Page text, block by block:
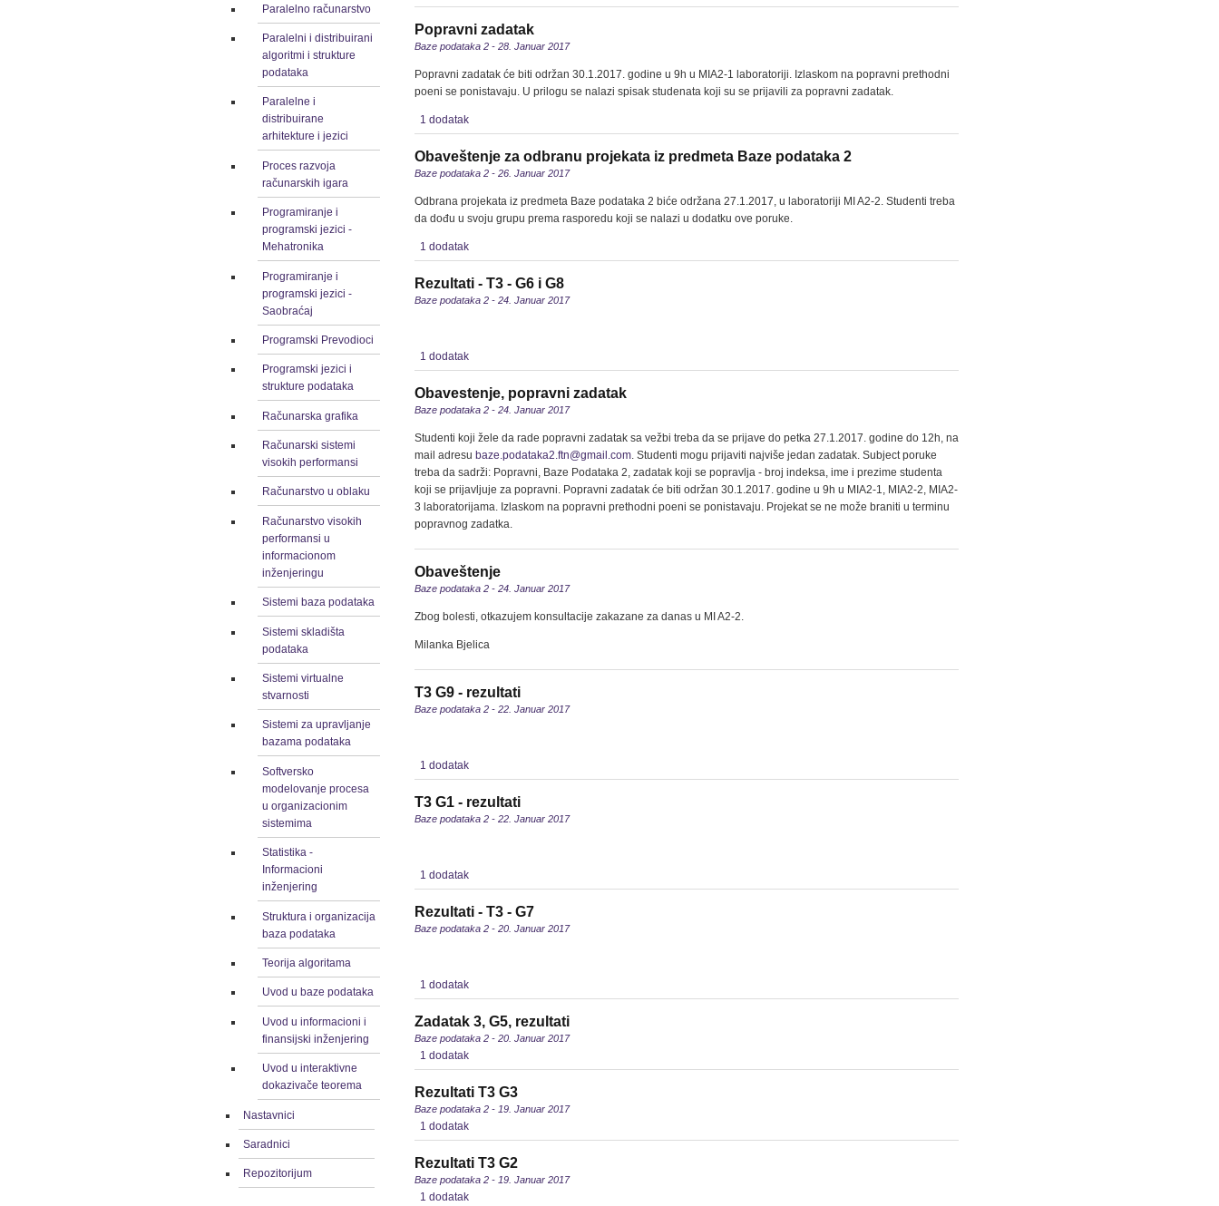
Paralelno računarstvo
Paralelni i distribuirani
algoritmi i strukture
podataka
Paralelne i
distribuirane
arhitekture i jezici
Proces razvoja
računarskih igara
Programiranje i
programski jezici -
Mehatronika
Programiranje i
programski jezici -
Saobraćaj
Programski Prevodioci
Programski jezici i
strukture podataka
Računarska grafika
Računarski sistemi
visokih performansi
Računarstvo u oblaku
Računarstvo visokih
performansi u
informacionom
inženjeringu
Sistemi baza podataka
Sistemi skladišta
podataka
Sistemi virtualne
stvarnosti
Sistemi za upravljanje
bazama podataka
Softversko
modelovanje procesa
u organizacionim
sistemima
Statistika -
Informacioni
inženjering
Struktura i organizacija
baza podataka
Teorija algoritama
Uvod u baze podataka
Uvod u informacioni i
finansijski inženjering
Uvod u interaktivne
dokazivače teorema
Nastavnici
Saradnici
Repozitorijum
Popravni zadatak
Baze podataka 2 - 28. Januar 2017
Popravni zadatak će biti održan 30.1.2017. godine u 9h u MIA2-1 laboratoriji. Izlaskom na popravni prethodni
poeni se ponistavaju. U prilogu se nalazi spisak studenata koji su se prijavili za popravni zadatak.
1 dodatak
Obaveštenje za odbranu projekata iz predmeta Baze podataka 2
Baze podataka 2 - 26. Januar 2017
Odbrana projekata iz predmeta Baze podataka 2 biće održana 27.1.2017, u laboratoriji MI A2-2. Studenti treba
da dođu u svoju grupu prema rasporedu koji se nalazi u dodatku ove poruke.
1 dodatak
Rezultati - T3 - G6 i G8
Baze podataka 2 - 24. Januar 2017
1 dodatak
Obavestenje, popravni zadatak
Baze podataka 2 - 24. Januar 2017
Studenti koji žele da rade popravni zadatak sa vežbi treba da se prijave do petka 27.1.2017. godine do 12h, na
mail adresu baze.podataka2.ftn@gmail.com. Studenti mogu prijaviti najviše jedan zadatak. Subject poruke
treba da sadrži: Popravni, Baze Podataka 2, zadatak koji se popravlja - broj indeksa, ime i prezime studenta
koji se prijavljuje za popravni. Popravni zadatak će biti održan 30.1.2017. godine u 9h u MIA2-1, MIA2-2, MIA2-
3 laboratorijama. Izlaskom na popravni prethodni poeni se ponistavaju. Projekat se ne može braniti u terminu
popravnog zadatka.
Obaveštenje
Baze podataka 2 - 24. Januar 2017
Zbog bolesti, otkazujem konsultacije zakazane za danas u MI A2-2.
Milanka Bjelica
T3 G9 - rezultati
Baze podataka 2 - 22. Januar 2017
1 dodatak
T3 G1 - rezultati
Baze podataka 2 - 22. Januar 2017
1 dodatak
Rezultati - T3 - G7
Baze podataka 2 - 20. Januar 2017
1 dodatak
Zadatak 3, G5, rezultati
Baze podataka 2 - 20. Januar 2017
1 dodatak
Rezultati T3 G3
Baze podataka 2 - 19. Januar 2017
1 dodatak
Rezultati T3 G2
Baze podataka 2 - 19. Januar 2017
1 dodatak